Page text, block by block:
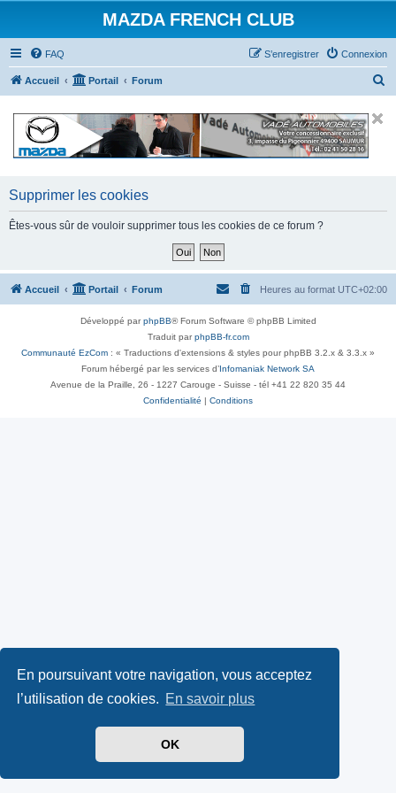
En poursuivant votre navigation, vous acceptez
l’utilisation de cookies. En savoir plus
OK
MAZDA FRENCH CLUB
FAQ Connexion
S’enregistrer
Accueil Portail Forum
Supprimer les cookies
Êtes-vous sûr de vouloir supprimer tous les cookies de ce forum ?
Accueil Portail Forum Heures au format UTC+02:00
Développé parphpBB® Forum Software © phpBB Limited
Traduit parphpBB-fr.com
Communauté EzCom : « Traductions d'extensions & styles pour phpBB 3.2.x & 3.3.x »
Forum hébergé par les services d’Infomaniak Network SA
Avenue de la Praille, 26 - 1227 Carouge - Suisse - tél +41 22 820 35 44
Confidentialité | Conditions